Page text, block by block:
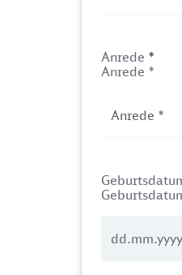
Anrede *
Anrede *